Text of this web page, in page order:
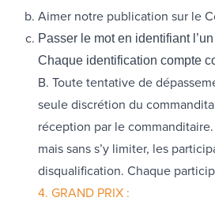
Aimer notre publication sur le
Passer le mot en identifiant
Chaque identification compte
B. Toute tentative de
seule discrétion du
réception par le
mais sans s’y limiter, les
disqualification. Chaque
4. GRAND PRIX :